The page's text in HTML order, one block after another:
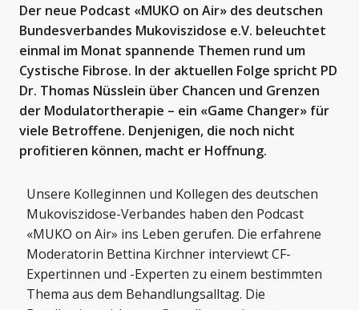
Der neue Podcast «MUKO on Air» des deutschen
Bundesverbandes Mukoviszidose e.V. beleuchtet
einmal im Monat spannende Themen rund um
Cystische Fibrose. In der aktuellen Folge spricht PD
Dr. Thomas Nüsslein über Chancen und Grenzen
der Modulatortherapie – ein «Game Changer» für
viele Betroffene. Denjenigen, die noch nicht
profitieren können, macht er Hoffnung.
Unsere Kolleginnen und Kollegen des deutschen
Mukoviszidose-Verbandes haben den Podcast
«MUKO on Air» ins Leben gerufen. Die erfahrene
Moderatorin Bettina Kirchner interviewt CF-
Expertinnen und -Experten zu einem bestimmten
Thema aus dem Behandlungsalltag. Die